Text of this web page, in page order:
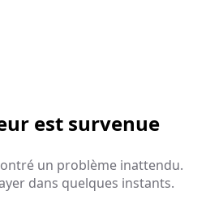
est survenue
un problème inattendu.
dans quelques instants.